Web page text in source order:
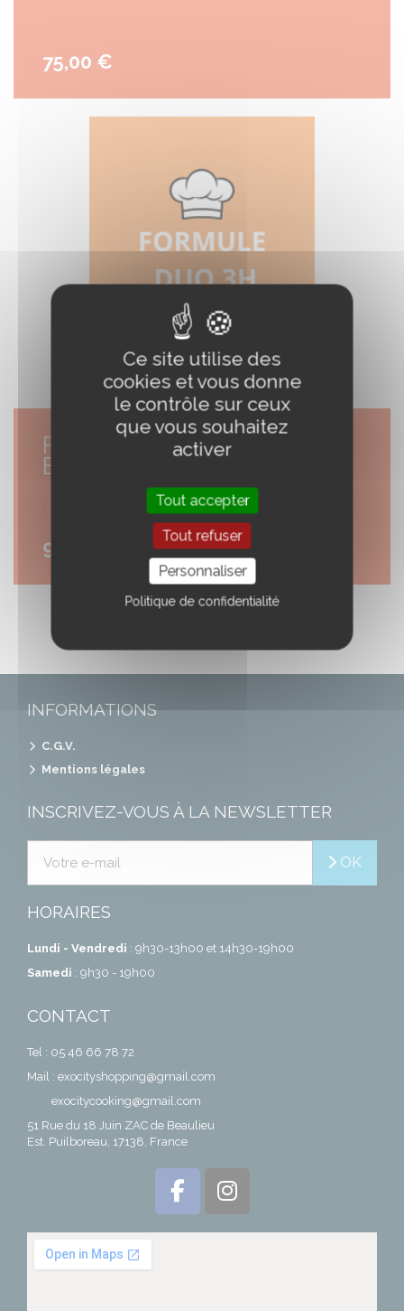
75,00 €
FORMULE DUO ADULTE +
ENFANT 3H
95,00 €
INFORMATIONS
C.G.V.
Mentions légales
INSCRIVEZ-VOUS À LA NEWSLETTER
OK
HORAIRES
Lundi - Vendredi : 9h30-13h00 et 14h30-19h00
Samedi : 9h30 - 19h00
CONTACT
Tel : 05 46 66 78 72
Mail : exocityshopping@gmail.com
exocitycooking@gmail.com
51 Rue du 18 Juin ZAC de Beaulieu
Est. Puilboreau, 17138, France
Ce site utilise des
cookies et vous donne
le contrôle sur ceux
que vous souhaitez
activer
Tout accepter
Tout refuser
Personnaliser
Politique de confidentialité